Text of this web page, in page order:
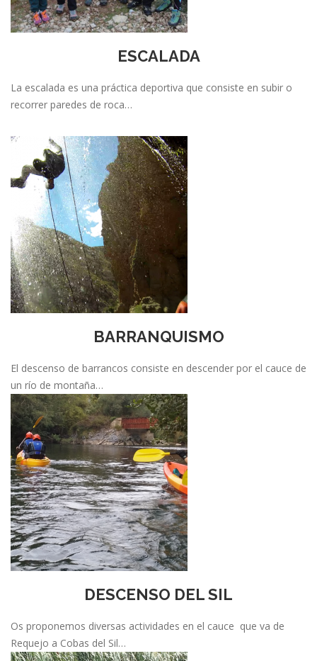
ESCALADA
La escalada es una práctica deportiva que consiste en subir o
recorrer paredes de roca…
BARRANQUISMO
El descenso de barrancos consiste en descender por el cauce de
un río de montaña…
DESCENSO DEL SIL
Os proponemos diversas actividades en el cauce que va de
Requejo a Cobas del Sil…